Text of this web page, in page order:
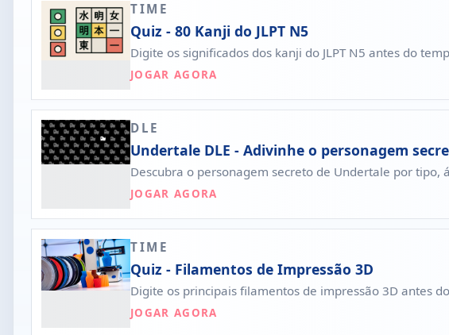
TIME
Quiz - 80 Kanji do JLPT N5
Digite os significados dos kanji do JLPT N5 antes do
JOGAR AGORA
DLE
Undertale DLE - Adivinhe o personagem
Descubra o personagem secreto de Undertale por tipo,
JOGAR AGORA
TIME
Quiz - Filamentos de Impressão 3D
Digite os principais filamentos de impressão 3D antes
JOGAR AGORA